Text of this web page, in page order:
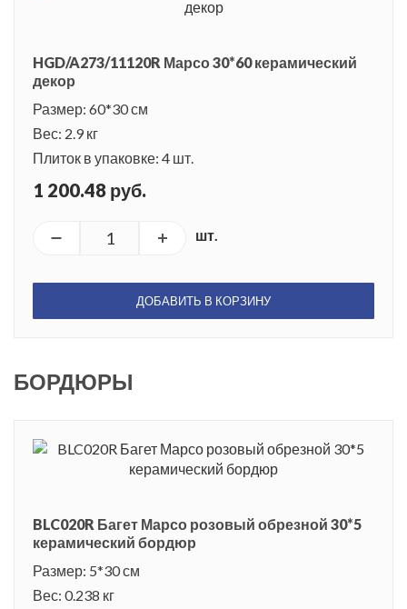
HGD/A273/11120R Марсо 30*60 керамический
декор
Размер: 60*30 см
Вес: 2.9 кг
Плиток в упаковке: 4 шт.
1 200.48 руб.
шт.
ДОБАВИТЬ В КОРЗИНУ
БОРДЮРЫ
BLC020R Багет Марсо розовый обрезной 30*5
керамический бордюр
Размер: 5*30 см
Вес: 0.238 кг